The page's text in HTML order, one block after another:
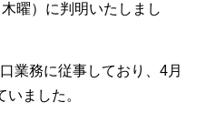
曜）に判明いたしまし
業務に従事しており、4月
ました。